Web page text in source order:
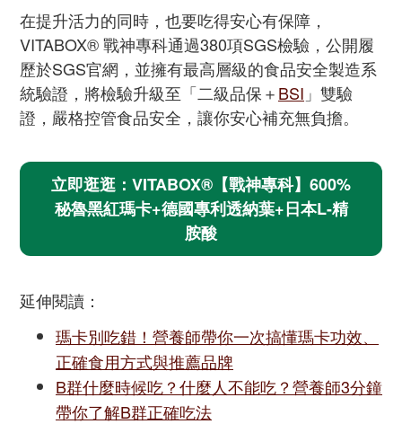
在提升活力的同時，也要吃得安心有保障，
VITABOX® 戰神專科通過380項SGS檢驗，公開履
歷於SGS官網，並擁有最高層級的食品安全製造系
統驗證，將檢驗升級至「二級品保＋BSI 」雙驗
證，嚴格控管食品安全，讓你安心補充無負擔。
立即逛逛：VITABOX®【戰神專科】600%
秘魯黑紅瑪卡+德國專利透納葉+日本L-精
胺酸
延伸閱讀：
瑪卡別吃錯！營養師帶你一次搞懂瑪卡功效、
正確食用方式與推薦品牌
B群什麼時候吃？什麼人不能吃？營養師3分鐘
帶你了解B群正確吃法